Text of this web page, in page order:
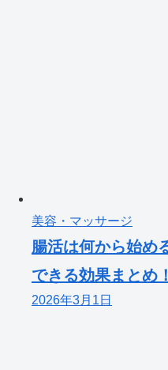
美容・マッサージ
腸活は何から始め
できる効果まとめ！
2026年3月1日